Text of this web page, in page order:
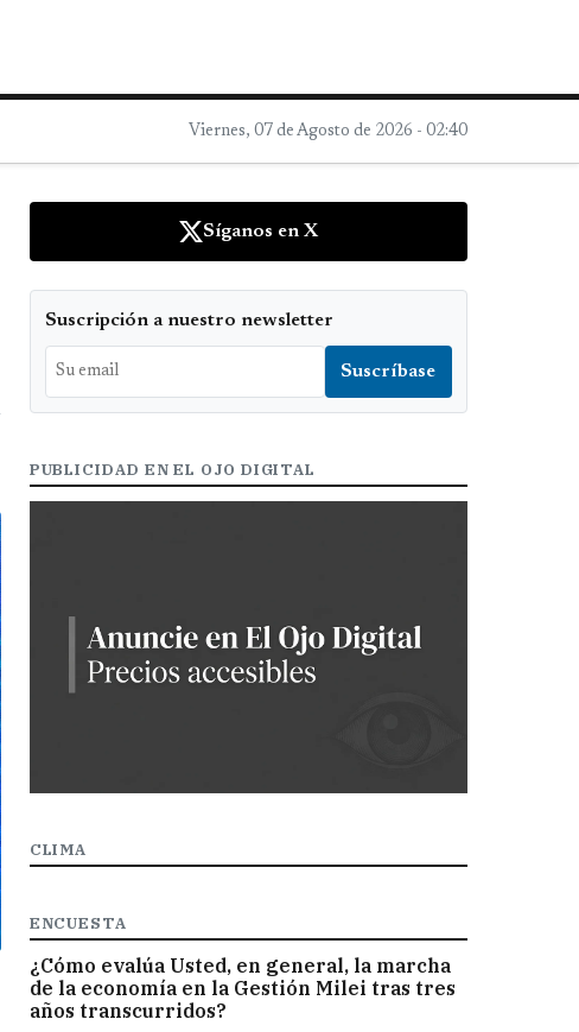
Viernes, 07 de Agosto de 2026 - 02:40
Síganos en X
Suscripción a nuestro newsletter
PUBLICIDAD EN EL OJO DIGITAL
CLIMA
ENCUESTA
¿Cómo evalúa Usted, en general, la marcha
de la economía en la Gestión Milei tras tres
años transcurridos?